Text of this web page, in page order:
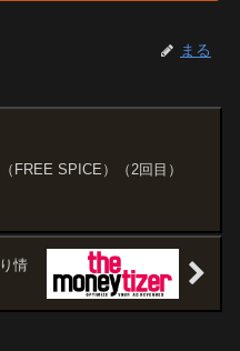
まる
FREE SPICE）（2回目）
情